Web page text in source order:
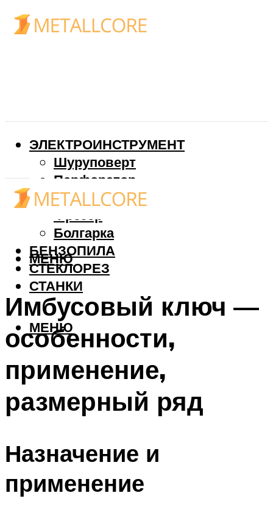
ЭЛЕКТРОИНСТРУМЕНТ
Шуруповерт
Перфоратор
Дрель
Фрезер
Болгарка
БЕНЗОПИЛА
СТЕКЛОРЕЗ
СТАНКИ
МЕНЮ
МЕНЮ
Имбусовый ключ —
особенности,
применение,
размерный ряд
Назначение и
применение